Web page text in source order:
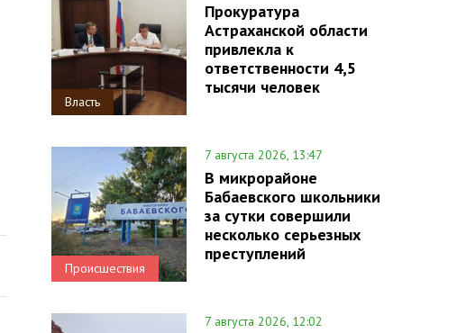
Власть
Прокуратура
Астраханской области
привлекла к
ответственности 4,5
тысячи человек
Происшествия
7 августа 2026, 13:47
В микрорайоне
Бабаевского школьники
за сутки совершили
несколько серьезных
преступлений
7 августа 2026, 12:02